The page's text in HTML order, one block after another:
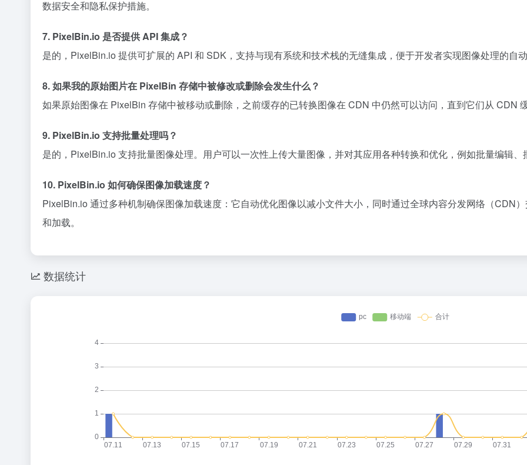
数据安全和隐私保护措施。
7. PixelBin.io 是否提供 API 集成？
是的，PixelBin.io 提供可扩展的 API 和 SDK，支持与现有系统和技术栈的无缝集成，便于开发者实现图像处理的自
8. 如果我的原始图片在 PixelBin 存储中被修改或删除会发生什么？
如果原始图像在 PixelBin 存储中被移动或删除，之前缓存的已转换图像在 CDN 中仍然可以访问，直到它们从 CDN
9. PixelBin.io 支持批量处理吗？
是的，PixelBin.io 支持批量图像处理。用户可以一次性上传大量图像，并对其应用各种转换和优化，例如批量编辑、
10. PixelBin.io 如何确保图像加载速度？
PixelBin.io 通过多种机制确保图像加载速度：它自动优化图像以减小文件大小，同时通过全球内容分发网络（CDN
和加载。
数据统计